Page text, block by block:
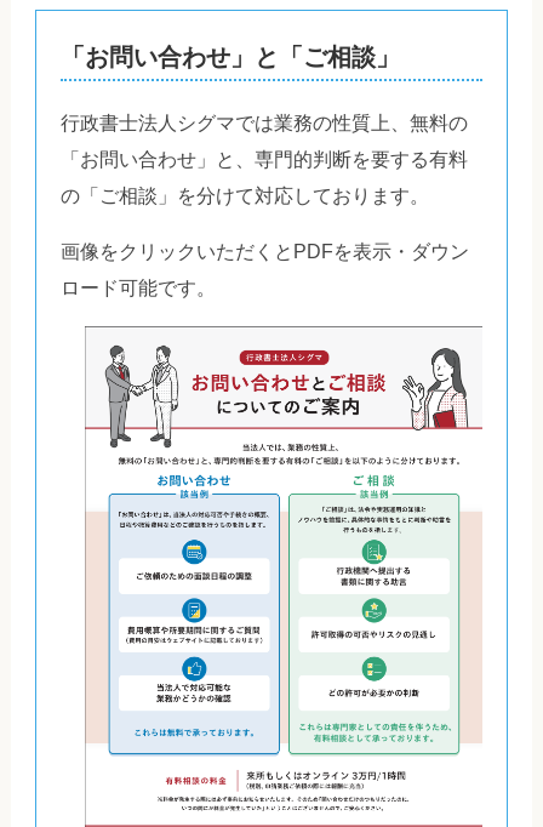
「お問い合わせ」と「ご相談」
行政書士法人シグマでは業務の性質上、無料の
「お問い合わせ」と、専門的判断を要する有料
の「ご相談」を分けて対応しております。
画像をクリックいただくとPDFを表示・ダウン
ロード可能です。